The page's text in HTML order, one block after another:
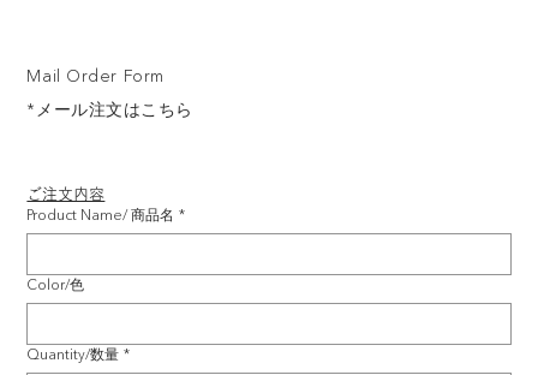
ご注文内容
Product Name/ 商品名 *
Color/色
Quantity/数量 *
Mail Order Form
*メール注文はこちら